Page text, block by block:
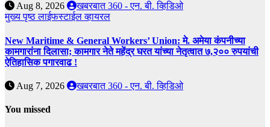
Aug 8, 2026
खबरबात 360 - एन. बी. व्हिडिओ
मुख्य पृष्ठलाईफस्टाईलव्हायरल
New Maritime & General Workers’ Union: मे. अमेया कंपनीच्या
कामगारांना दिलासा; कामगार नेते महेंद्र घरत यांच्या नेतृत्वात ७,२०० रुपयांची
ऐतिहासिक पगारवाढ !
Aug 7, 2026 खबरबात 360 - एन. बी. व्हिडिओ
You missed